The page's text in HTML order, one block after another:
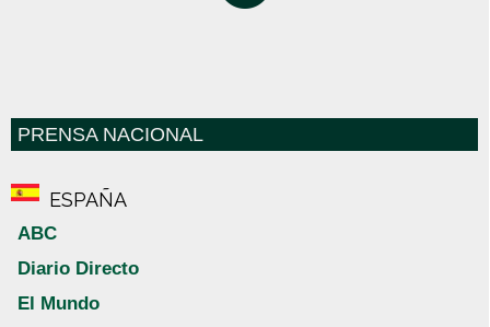
PRENSA NACIONAL
ESPAÑA
ABC
Diario Directo
El Mundo